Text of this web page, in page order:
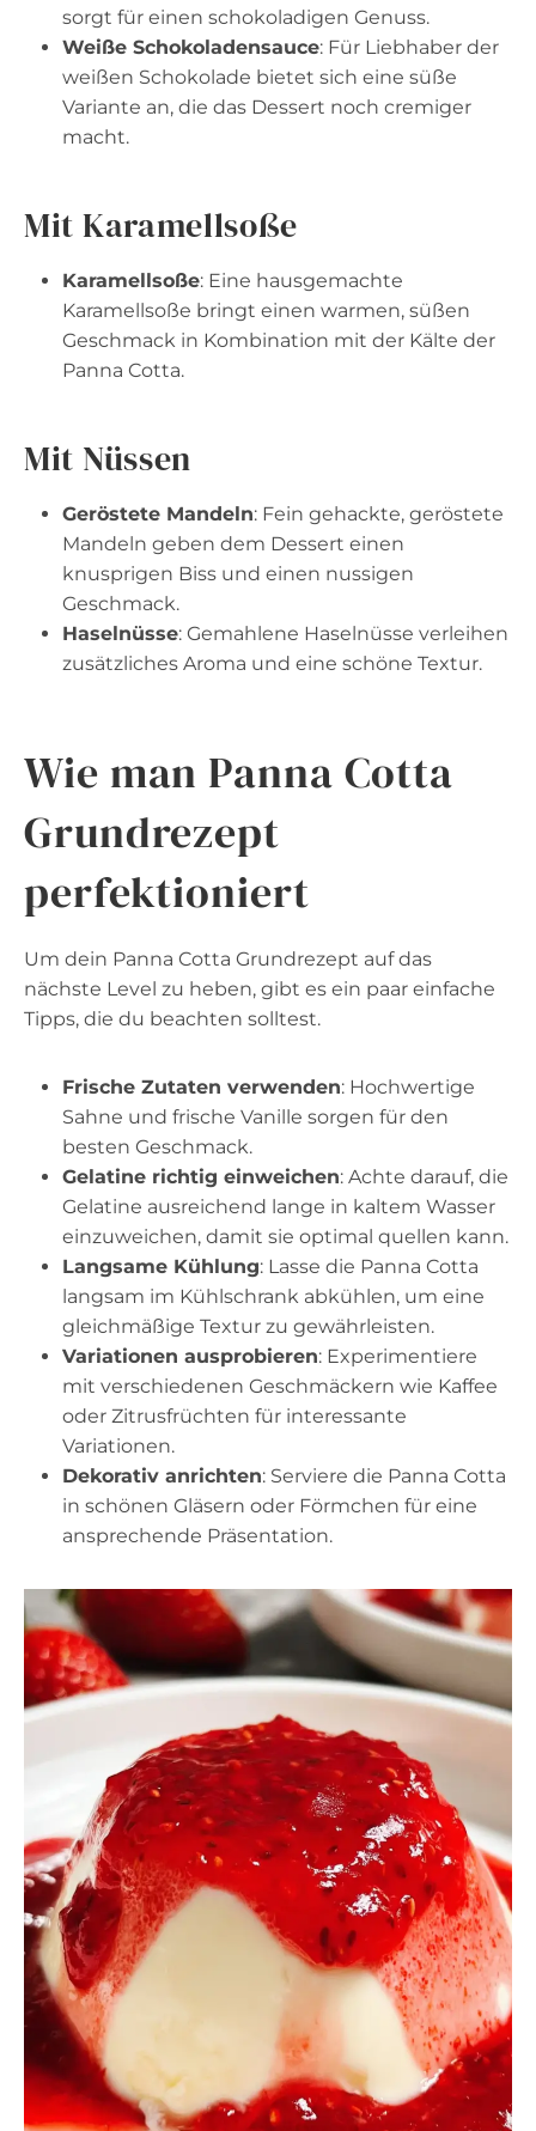
sorgt für einen schokoladigen Genuss.
Weiße Schokoladensauce: Für Liebhaber der
weißen Schokolade bietet sich eine süße
Variante an, die das Dessert noch cremiger
macht.
Mit Karamellsoße
Karamellsoße: Eine hausgemachte
Karamellsoße bringt einen warmen, süßen
Geschmack in Kombination mit der Kälte der
Panna Cotta.
Mit Nüssen
Geröstete Mandeln: Fein gehackte, geröstete
Mandeln geben dem Dessert einen
knusprigen Biss und einen nussigen
Geschmack.
Haselnüsse: Gemahlene Haselnüsse verleihen
zusätzliches Aroma und eine schöne Textur.
Wie man Panna Cotta
Grundrezept
perfektioniert
Um dein Panna Cotta Grundrezept auf das
nächste Level zu heben, gibt es ein paar einfache
Tipps, die du beachten solltest.
Frische Zutaten verwenden: Hochwertige
Sahne und frische Vanille sorgen für den
besten Geschmack.
Gelatine richtig einweichen: Achte darauf, die
Gelatine ausreichend lange in kaltem Wasser
einzuweichen, damit sie optimal quellen kann.
Langsame Kühlung: Lasse die Panna Cotta
langsam im Kühlschrank abkühlen, um eine
gleichmäßige Textur zu gewährleisten.
Variationen ausprobieren: Experimentiere
mit verschiedenen Geschmäckern wie Kaffee
oder Zitrusfrüchten für interessante
Variationen.
Dekorativ anrichten: Serviere die Panna Cotta
in schönen Gläsern oder Förmchen für eine
ansprechende Präsentation.